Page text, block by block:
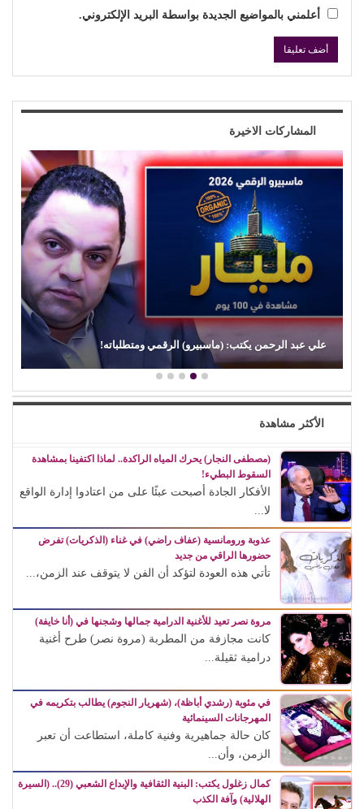
أعلمني بالمواضيع الجديدة بواسطة البريد الإلكتروني.
المشاركات الاخيرة
علي عبد الرحمن يكتب: (ماسبيرو) الرقمي ومتطلباته!
الأكثر مشاهدة
(مصطفى النجار) يحرك المياه الراكدة.. لماذا اكتفينا بمشاهدة
السقوط البطيء!
الأفكار الجادة أصبحت عبئًا على من اعتادوا إدارة الواقع
لا...
عذوبة ورومانسية (عفاف راضي) في غناء (الذكريات) تفرض
حضورها الراقي من جديد
تأتي هذه العودة لتؤكد أن الفن لا يتوقف عند الزمن،...
مروة نصر تعيد للأغنية الدرامية جمالها وشجنها في (أنا خايفة)
كانت مجازفة من المطربة (مروة نصر) طرح أغنية
درامية ثقيلة...
في مئوية (رشدي أباظة)، (شهريار النجوم) يطالب بتكريمه في
المهرجانات السينمائية
كان حالة جماهيرية وفنية كاملة، استطاعت أن تعبر
الزمن، وأن...
كمال زغلول يكتب: البنية الثقافية والإبداع الشعبي (29).. (السيرة
الهلالية) وآفة الكذب